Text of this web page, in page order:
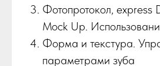
Фотопротокол, express
Mock Up.
Форма и текстура.
параметрами зуба